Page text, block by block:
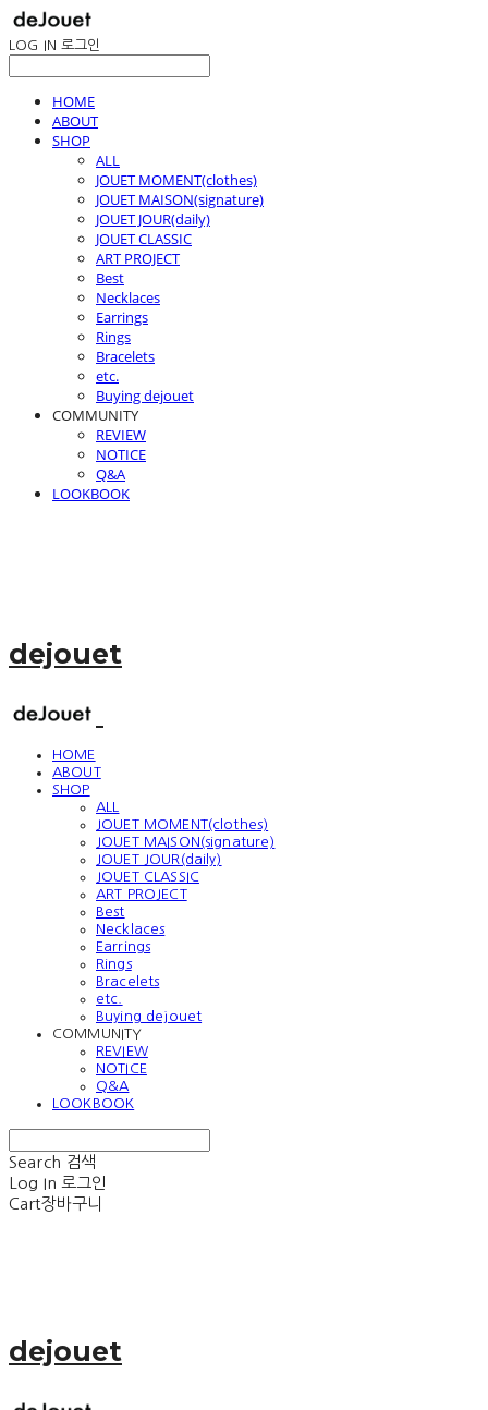
LOG IN 로그인
HOME
ABOUT
SHOP
ALL
JOUET MOMENT(clothes)
JOUET MAISON(signature)
JOUET JOUR(daily)
JOUET CLASSIC
ART PROJECT
Best
Necklaces
Earrings
Rings
Bracelets
etc.
Buying dejouet
COMMUNITY
REVIEW
NOTICE
Q&A
LOOKBOOK
dejouet
HOME
ABOUT
SHOP
ALL
JOUET MOMENT(clothes)
JOUET MAISON(signature)
JOUET JOUR(daily)
JOUET CLASSIC
ART PROJECT
Best
Necklaces
Earrings
Rings
Bracelets
etc.
Buying dejouet
COMMUNITY
REVIEW
NOTICE
Q&A
LOOKBOOK
Search 검색
Log In 로그인
Cart장바구니
dejouet